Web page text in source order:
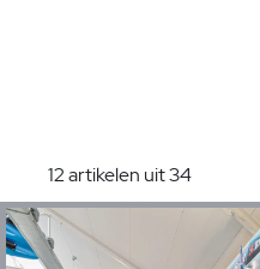
12 artikelen uit 34